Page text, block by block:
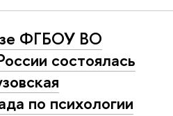
ФГБОУ ВО
состоялась
по психологии